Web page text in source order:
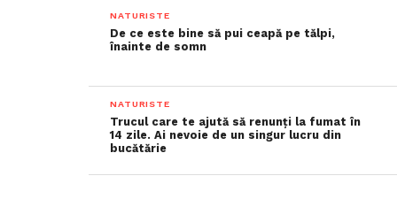
NATURISTE
De ce este bine să pui ceapă pe tălpi,
înainte de somn
NATURISTE
Trucul care te ajută să renunți la fumat în
14 zile. Ai nevoie de un singur lucru din
bucătărie